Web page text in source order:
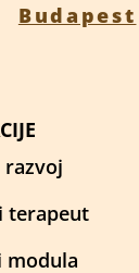
Budapest
razvoj
terapeut
modula